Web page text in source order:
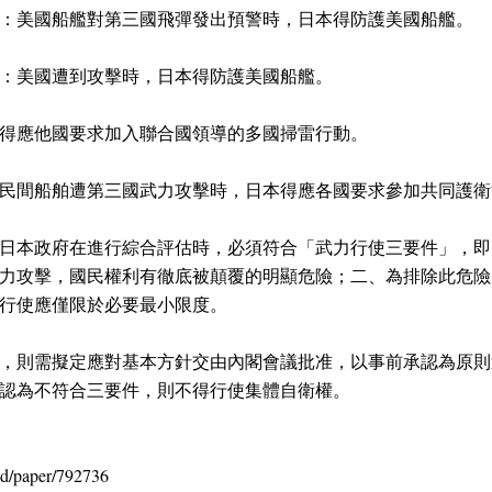
美國船艦對第三國飛彈發出預警時，日本得防護美國船艦。
美國遭到攻擊時，日本得防護美國船艦。
應他國要求加入聯合國領導的多國掃雷行動。
間船舶遭第三國武力攻擊時，日本得應各國要求參加共同護
本政府在進行綜合評估時，必須符合「武力行使三要件」，
攻擊，國民權利有徹底被顛覆的明顯危險；二、為排除此危
使應僅限於必要最小限度。
則需擬定應對基本方針交由內閣會議批准，以事前承認為原
為不符合三要件，則不得行使集體自衛權。
paper/792736